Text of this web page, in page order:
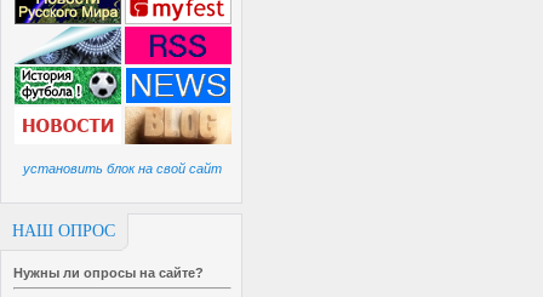
установить блок на свой сайт
НАШ ОПРОС
Нужны ли опросы на сайте?